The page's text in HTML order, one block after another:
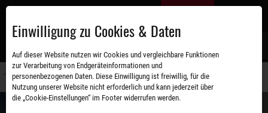
Zum
Einwilligung zu Cookies & Daten
Auf dieser Website nutzen wir Cookies und vergleichbare Funktionen
zur Verarbeitung von Endgeräteinformationen und
personenbezogenen Daten. Diese Einwilligung ist freiwillig, für die
Nutzung unserer Website nicht erforderlich und kann jederzeit über
die „Cookie-Einstellungen“ im Footer widerrufen werden.